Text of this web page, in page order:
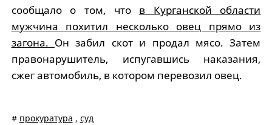
сообщало о том, что в Курганской области
мужчина похитил несколько овец прямо из
загона. Он забил скот и продал мясо. Затем
правонарушитель, испугавшись наказания,
сжег автомобиль, в котором перевозил овец.
# прокуратура , суд